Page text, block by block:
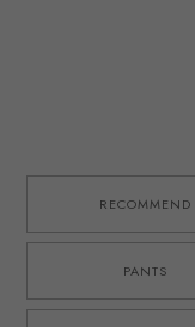
ルカラー モデル
オリジナルブラン
②(L~XL程度)
RECOMMEND
PANTS